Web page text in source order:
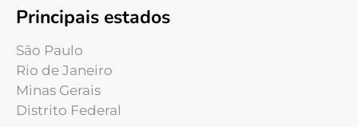
Principais estados
São Paulo
Rio de Janeiro
Minas Gerais
Distrito Federal